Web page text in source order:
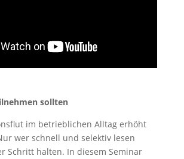
sollten
im betrieblichen Alltag erhöht
wer schnell und selektiv lesen
Schritt halten. In diesem Seminar